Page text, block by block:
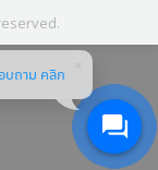
บถาม คลิก